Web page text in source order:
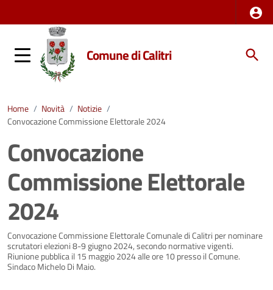
Comune di Calitri
Home / Novità / Notizie /
Convocazione Commissione Elettorale 2024
Convocazione
Commissione Elettorale
2024
Dettagli della notizia
Convocazione Commissione Elettorale Comunale di Calitri per nominare
scrutatori elezioni 8-9 giugno 2024, secondo normative vigenti.
Riunione pubblica il 15 maggio 2024 alle ore 10 presso il Comune.
Sindaco Michelo Di Maio.